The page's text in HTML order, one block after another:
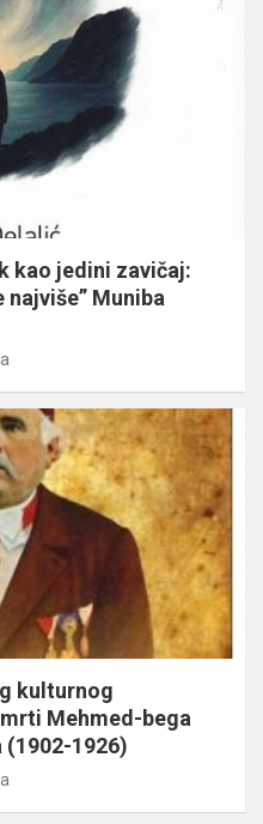
kao jedini zavičaj:
najviše” Muniba
kulturnog
Mehmed-bega
(1902-1926)